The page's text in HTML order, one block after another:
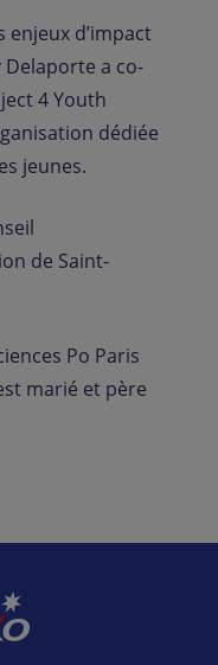
enjeux d’impact
Delaporte a co-
4 Youth
dédiée
jeunes.
de Saint-
Po Paris
marié et père